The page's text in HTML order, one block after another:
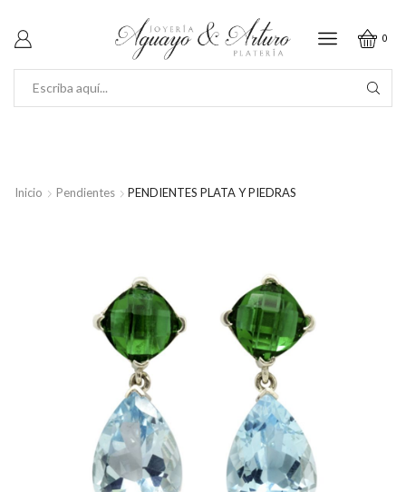
0
Inicio Pendientes PENDIENTES PLATA Y PIEDRAS